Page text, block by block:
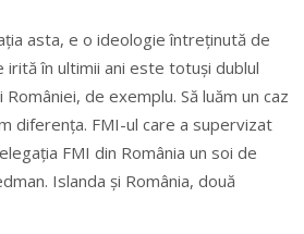
asta, e o ideologie întreţinută de
irită în ultimii ani este totuşi dublul
României, de exemplu. Să luăm un caz
diferenţa. FMI-ul care a supervizat
FMI din România un soi de
Islanda şi România, două